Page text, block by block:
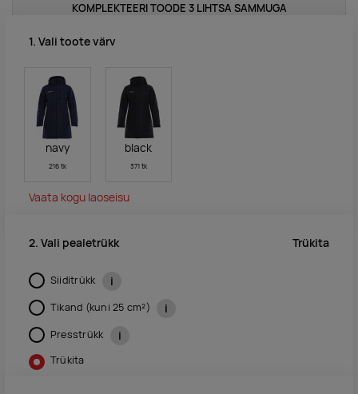
KOMPLEKTEERI TOODE 3 LIHTSA SAMMUGA
1. Vali toote värv
navy
216 tk
black
371 tk
Vaata kogu laoseisu
2. Vali pealetrükk Trükita
Siiditrükk i
Tikand (kuni 25 cm²) i
Presstrükk i
Trükita